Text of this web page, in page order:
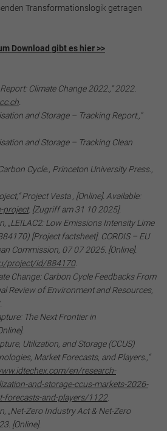
Transformationslogik getragen
Download gibt es hier >>
Climate Change 2022.,“ 2022.
and Storage – Tracking Report.,“
and Storage – Tracking Clean
Cycle., Princeton University Press.,
Project Vesta , [Online]. Available:
project. [Zugriff am 31 10 2025].
„LEILAC2: Low Emissions Intensity Lime
[Project factsheet]. CORDIS – EU
Commission, 07 07 2025. [Online].
project/id/884170.
Change: Carbon Cycle Feedbacks From
Review of Environment and Resources,
The Next Frontier in
Utilization, and Storage (CCUS)
Market Forecasts, and Players.,“
en/research-
and-storage-ccus-markets-2026-
forecasts-and-players/1122.
„Net-Zero Industry Act & Net-Zero
[Online].